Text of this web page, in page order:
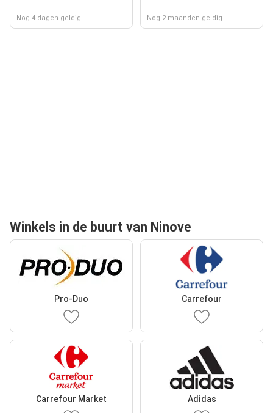
Nog 4 dagen geldig Nog 2 maanden geldig
Winkels in de buurt van Ninove
Pro-Duo Carrefour
Carrefour Market Adidas